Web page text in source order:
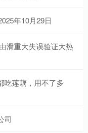
年10月29日
滑重大失误验证大热
吃莲藕，用不了多
司